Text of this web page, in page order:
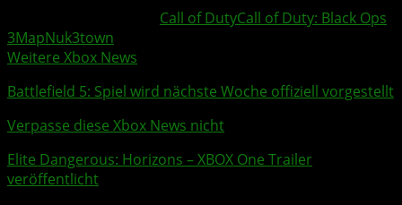
Call of DutyCall of Duty: Black Ops
3MapNuk3town
Weitere Xbox News
Battlefield 5: Spiel wird nächste Woche offiziell vorgestellt
Verpasse diese Xbox News nicht
Elite Dangerous: Horizons –XBOX One Trailer
veröffentlicht